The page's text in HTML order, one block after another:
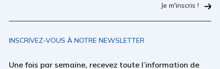
Je m'inscris !
INSCRIVEZ-VOUS À NOTRE NEWSLETTER
Une fois par semaine, recevez toute l’information de